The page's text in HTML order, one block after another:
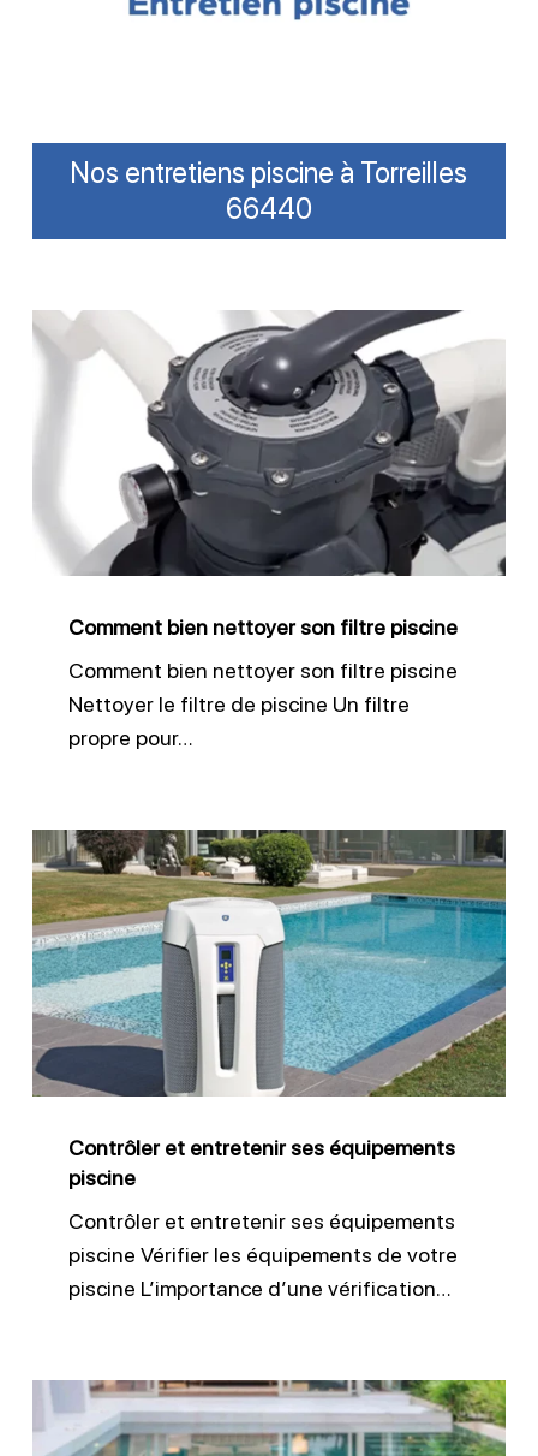
Nos entretiens piscine à Torreilles
66440
Comment
piscine
Comment bien nettoyer son filtre piscine
Comment bien nettoyer son filtre piscine
Nettoyer le filtre de piscine Un filtre
propre pour…
Contrôler
et
entretenir
ses
équipements
piscine
Contrôler et entretenir ses équipements
piscine
Contrôler et entretenir ses équipements
piscine Vérifier les équipements de votre
piscine L’importance d’une vérification…
Vider
le